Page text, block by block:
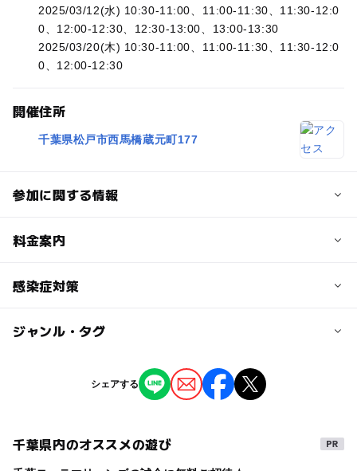
2025/03/12(水) 10:30-11:00、11:00-11:30、11:30-12:0
0、12:00-12:30、12:30-13:00、13:00-13:30
2025/03/20(木) 10:30-11:00、11:00-11:30、11:30-12:0
0、12:00-12:30
開催住所
千葉県松戸市西馬橋蔵元町177
参加に関する情報
対象年齢
予約/応募
予約必要
上記オフィシャルサイトにて詳細をご確認いただき、お申
料金案内
子供の料金
２アートの料金です。
3アートは4000円です。
衣装レンタルされる場合は1着300円で承ります。
感染症対策
当イベントでは下記の感染防止対策を実施しております。
・お出かけ前の健康チェックのご協力をお願いしておりま
ジャンル・タグ
季節のイベント
タグ
シェアする
千葉県内のオススメの遊び